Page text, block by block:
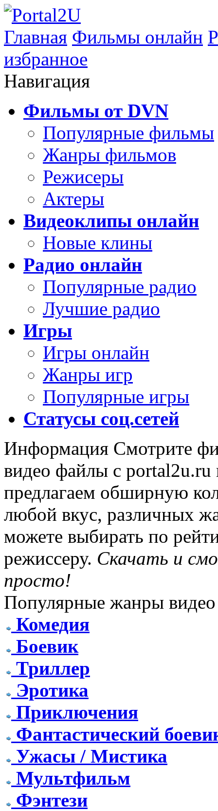
Главная Фильмы онлайн
избранное
Навигация
Фильмы от DVN
Популярные фильмы
Жанры фильмов
Режисеры
Актеры
Видеоклипы онлайн
Новые клины
Радио онлайн
Популярные радио
Лучшие радио
Игры
Игры онлайн
Жанры игр
Популярные игры
Статусы соц.сетей
Информация Смотрите
видео файлы с
предлагаем обширную
любой вкус, различных
можете выбирать по
режиссеру. Скачать и
просто!
Популярные жанры видео
Комедия
Боевик
Триллер
Эротика
Приключения
Фантастический
Ужасы / Мистика
Мультфильм
Фэнтези